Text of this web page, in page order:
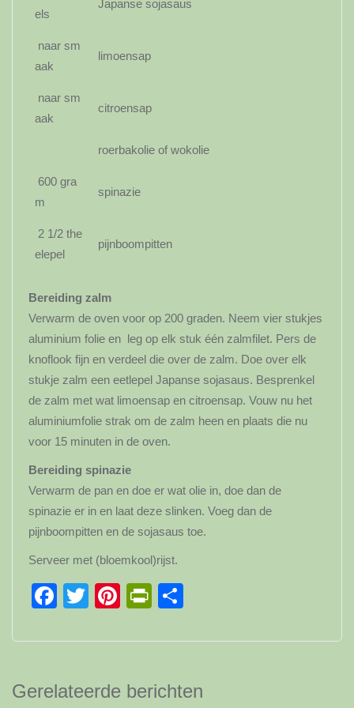
els
Japanse sojasaus
naar sm
aak
limoensap
naar sm
aak
citroensap
roerbakolie of wokolie
600 gra
m
spinazie
2 1/2 the
elepel
pijnboompitten
Bereiding zalm
Verwarm de oven voor op 200 graden. Neem vier stukjes
aluminium folie en leg op elk stuk één zalmfilet. Pers de
knoflook fijn en verdeel die over de zalm. Doe over elk
stukje zalm een eetlepel Japanse sojasaus. Besprenkel
de zalm met wat limoensap en citroensap. Vouw nu het
aluminiumfolie strak om de zalm heen en plaats die nu
voor 15 minuten in de oven.
Bereiding spinazie
Verwarm de pan en doe er wat olie in, doe dan de
spinazie er in en laat deze slinken. Voeg dan de
pijnboompitten en de sojasaus toe.
Serveer met (bloemkool)rijst.
Facebook
TwitterPinterest
PrintFriendly
Gerelateerde berichten